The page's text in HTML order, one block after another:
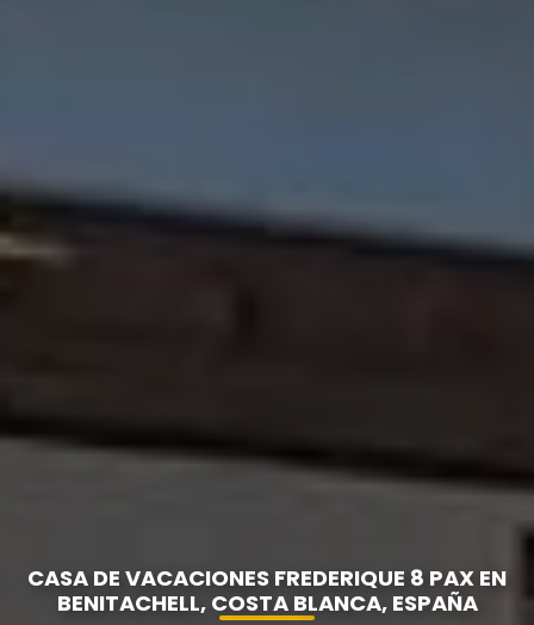
CASA DE VACACIONES FREDERIQUE 8 PAX EN
BENITACHELL, COSTA BLANCA, ESPAÑA